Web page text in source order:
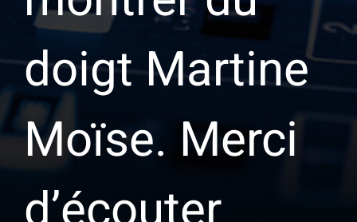
doigt Martine
Moïse. Merci